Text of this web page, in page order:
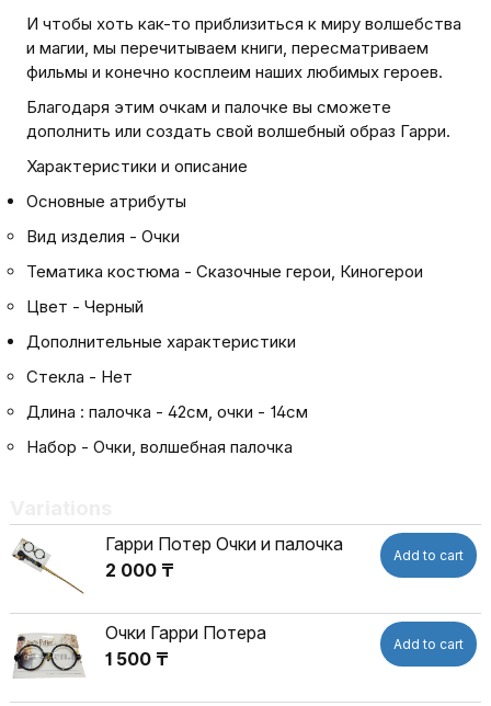
И чтобы хоть как-то приблизиться к миру волшебства
и магии, мы перечитываем книги, пересматриваем
фильмы и конечно косплеим наших любимых героев.
Благодаря этим очкам и палочке вы сможете
дополнить или создать свой волшебный образ Гарри.
Характеристики и описание
Основные атрибуты
Вид изделия - Очки
Тематика костюма - Сказочные герои, Киногерои
Цвет - Черный
Дополнительные характеристики
Стекла - Нет
Длина : палочка - 42см, очки - 14см
Набор - Очки, волшебная палочка
Гарри Потер Очки и палочка
2 000 ₸
Add to cart
Очки Гарри Потера
1 500 ₸
Add to cart